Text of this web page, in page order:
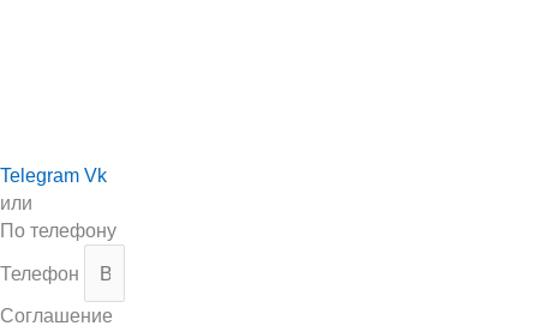
Telegram Vk
или
По телефону
Телефон
Соглашение